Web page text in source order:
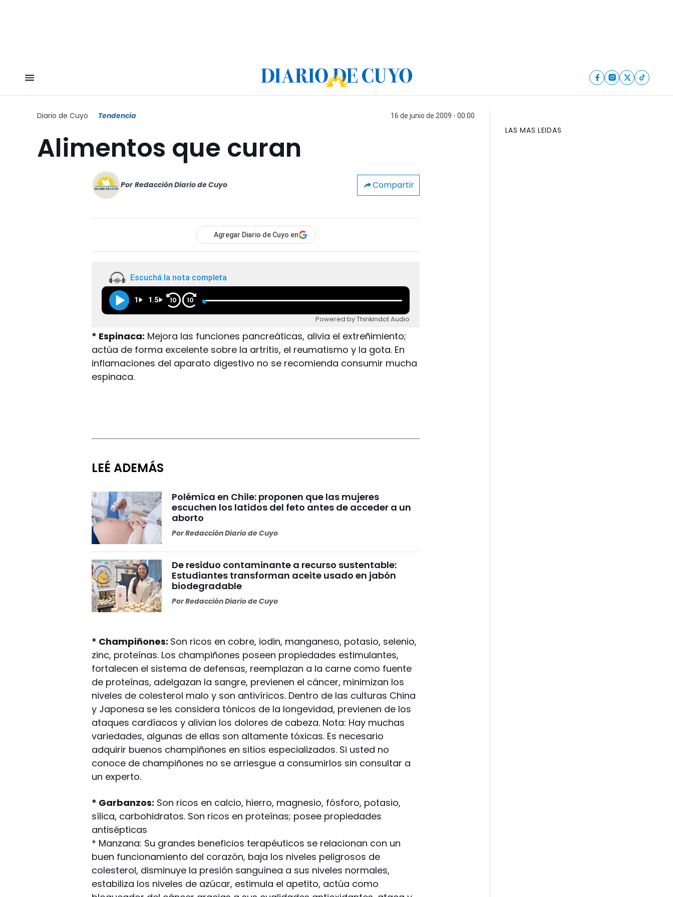
Diario de Cuyo Tendencia 16 de junio de 2009 - 00:00
Alimentos que curan
Por Redacción Diario de Cuyo Compartir
Agregar Diario de Cuyo en
Escuchá la nota completa
1 1.5 10 10
Powered by Thinkindot Audio
* Espinaca: Mejora las funciones pancreáticas, alivia el extreñimiento;
actúa de forma excelente sobre la artritis, el reumatismo y la gota. En
inflamaciones del aparato digestivo no se recomienda consumir mucha
espinaca.
LEÉ ADEMÁS
Polémica en Chile: proponen que las mujeres
escuchen los latidos del feto antes de acceder a un
aborto
PorRedacción Diario de Cuyo
De residuo contaminante a recurso sustentable:
Estudiantes transforman aceite usado en jabón
biodegradable
PorRedacción Diario de Cuyo
* Champiñones: Son ricos en cobre, iodin, manganeso, potasio, selenio,
zinc, proteínas. Los champiñones poseen propiedades estimulantes,
fortalecen el sistema de defensas, reemplazan a la carne como fuente
de proteínas, adelgazan la sangre, previenen el cáncer, minimizan los
niveles de colesterol malo y son antivíricos. Dentro de las culturas China
y Japonesa se les considera tónicos de la longevidad, previenen de los
ataques cardíacos y alivian los dolores de cabeza. Nota: Hay muchas
variedades, algunas de ellas son altamente tóxicas. Es necesario
adquirir buenos champiñones en sitios especializados. Si usted no
conoce de champiñones no se arriesgue a consumirlos sin consultar a
un experto.
* Garbanzos: Son ricos en calcio, hierro, magnesio, fósforo, potasio,
sílica, carbohidratos. Son ricos en proteínas; posee propiedades
antisépticas
* Manzana: Su grandes beneficios terapéuticos se relacionan con un
buen funcionamiento del corazón, baja los niveles peligrosos de
colesterol, disminuye la presión sanguínea a sus niveles normales,
estabiliza los niveles de azúcar, estimula el apetito, actúa como
LAS MAS LEIDAS